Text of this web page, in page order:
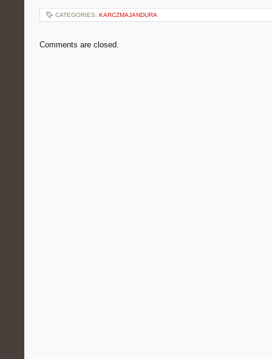
CATEGORIES: KARCZMAJANDURA
Comments are closed.